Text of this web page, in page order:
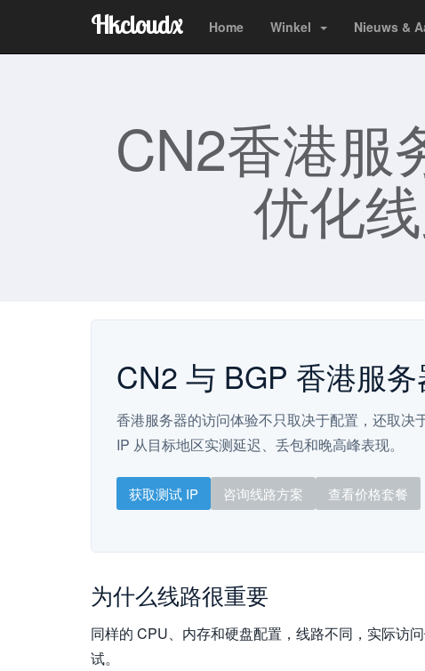
Hkcloudx Home Winkel Nieuws &
CN2香港服
优化
CN2 与 BGP 香港服
香港服务器的访问体验不只取决于配置，还取
IP 从目标地区实测延迟、丢包和晚高峰表现。
获取测试 IP 咨询线路方案 查看价格套餐
为什么线路很重要
同样的 CPU、内存和硬盘配置，线路不同，实际访
试。